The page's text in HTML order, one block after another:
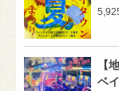
【
ベ